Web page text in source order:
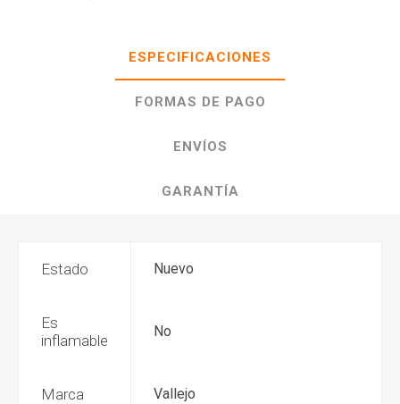
ESPECIFICACIONES
FORMAS DE PAGO
ENVÍOS
GARANTÍA
Estado Nuevo
Es
inflamable
No
Marca Vallejo